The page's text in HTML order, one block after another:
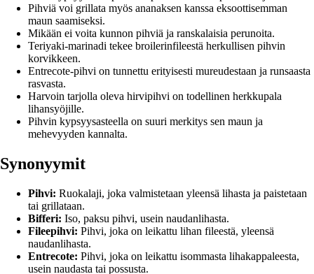
Pihviä voi grillata myös ananaksen kanssa eksoottisemman
maun saamiseksi.
Mikään ei voita kunnon pihviä ja ranskalaisia perunoita.
Teriyaki-marinadi tekee broilerinfileestä herkullisen pihvin
korvikkeen.
Entrecote-pihvi on tunnettu erityisesti mureudestaan ja runsaasta
rasvasta.
Harvoin tarjolla oleva hirvipihvi on todellinen herkkupala
lihansyöjille.
Pihvin kypsyysasteella on suuri merkitys sen maun ja
mehevyyden kannalta.
Synonyymit
Pihvi: Ruokalaji, joka valmistetaan yleensä lihasta ja paistetaan
tai grillataan.
Bifferi: Iso, paksu pihvi, usein naudanlihasta.
Fileepihvi: Pihvi, joka on leikattu lihan fileestä, yleensä
naudanlihasta.
Entrecote: Pihvi, joka on leikattu isommasta lihakappaleesta,
usein naudasta tai possusta.